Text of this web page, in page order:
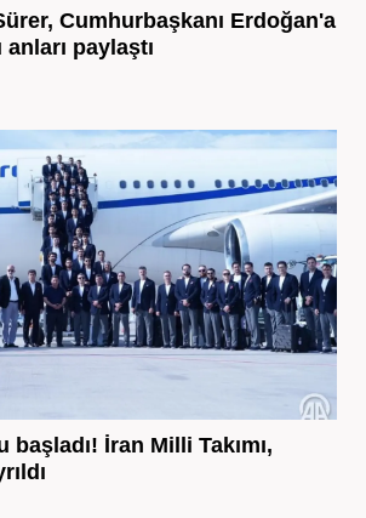
Cumhurbaşkanı Erdoğan'a
paylaştı
İran Milli Takımı,